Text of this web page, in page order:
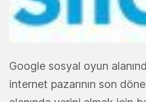
Google sosyal oyun
internet pazarının son